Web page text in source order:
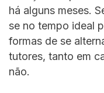
há alguns meses.
se no tempo ideal
formas de se
tutores, tanto em
não.